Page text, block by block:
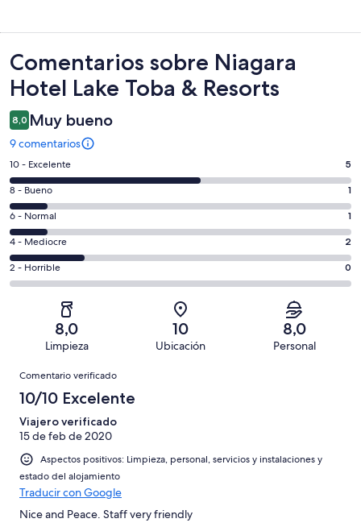
Comentarios
Comentarios sobre Niagara
Hotel Lake Toba & Resorts
8,0 Muy bueno
9 comentarios
5
comentarios
de
un
total
de
9
con
puntuación
10 - Excelente 5
1
comentarios
de
un
total
de
puntuación
8 - Bueno 1
1
comentarios
de
un
total
puntuación
Normal
6 - Normal 1
2
comentarios
de
una
puntuación
Mediocre
4 - Mediocre 2
0
comentarios
una
puntuación
de
Horrible
2 - Horrible 0
8,0
Limpieza
10
Ubicación
8,0
Personal
Comentarios
Comentario verificado
10/10 Excelente
Viajero verificado
15 de feb de 2020
Aspectos positivos: Limpieza, personal, servicios y instalaciones y
estado del alojamiento
Traducir con Google
Nice and Peace. Staff very friendly